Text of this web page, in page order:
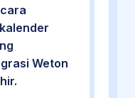
Weton